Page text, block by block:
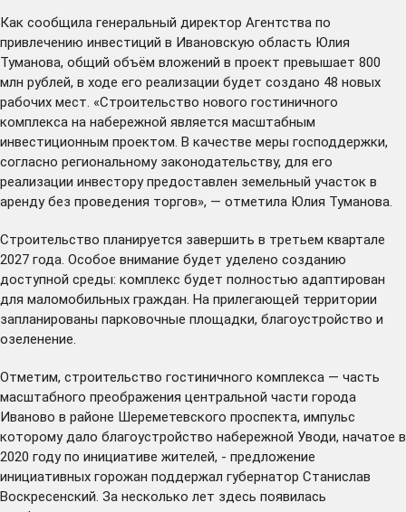
Как сообщила генеральный директор Агентства по
привлечению инвестиций в Ивановскую область Юлия
Туманова, общий объём вложений в проект превышает 800
млн рублей, в ходе его реализации будет создано 48 новых
рабочих мест. «Строительство нового гостиничного
комплекса на набережной является масштабным
инвестиционным проектом. В качестве меры господдержки,
согласно региональному законодательству, для его
реализации инвестору предоставлен земельный участок в
аренду без проведения торгов», — отметила Юлия Туманова.
Строительство планируется завершить в третьем квартале
2027 года. Особое внимание будет уделено созданию
доступной среды: комплекс будет полностью адаптирован
для маломобильных граждан. На прилегающей территории
запланированы парковочные площадки, благоустройство и
озеленение.
Отметим, строительство гостиничного комплекса — часть
масштабного преображения центральной части города
Иваново в районе Шереметевского проспекта, импульс
которому дало благоустройство набережной Уводи, начатое в
2020 году по инициативе жителей, - предложение
инициативных горожан поддержал губернатор Станислав
Воскресенский. За несколько лет здесь появилась